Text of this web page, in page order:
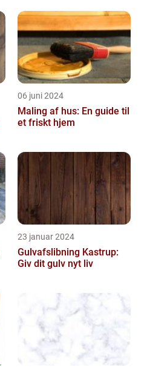
06 juni 2024
Maling af hus: En guide til
et friskt hjem
23 januar 2024
Gulvafslibning Kastrup:
Giv dit gulv nyt liv